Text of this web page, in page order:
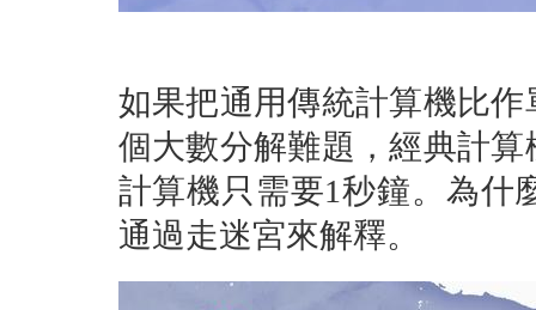
如果把通用傳統計算機比
個大數分解難題，經典計
計算機只需要1秒鐘。為什
通過走迷宮來解釋。